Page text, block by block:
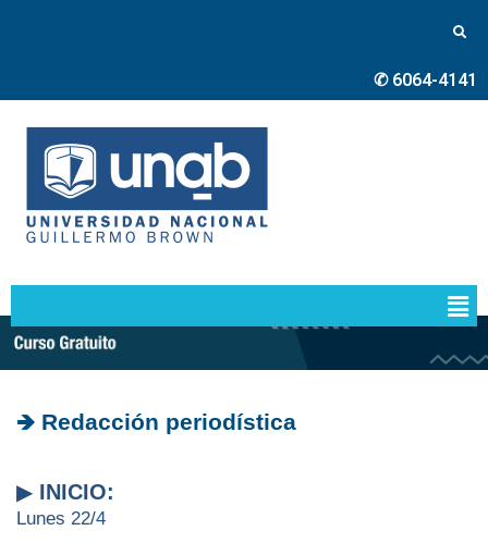
✆ 6064-4141
🡺 Redacción periodística
▶ INICIO:
Lunes 22/4